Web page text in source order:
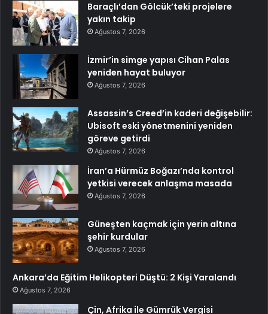
Baraçlı’dan Gölcük’teki projelere
yakın takip
Ağustos 7, 2026
İzmir’in simge yapısı Cihan Palas
yeniden hayat buluyor
Ağustos 7, 2026
Assassin’s Creed’in kaderi değişebilir:
Ubisoft eski yönetmenini yeniden
göreve getirdi
Ağustos 7, 2026
İran’a Hürmüz Boğazı’nda kontrol
yetkisi verecek anlaşma masada
Ağustos 7, 2026
Güneşten kaçmak için yerin altına
şehir kurdular
Ağustos 7, 2026
Ankara’da Eğitim Helikopteri Düştü: 2 Kişi Yaralandı
Ağustos 7, 2026
Çin, Afrika ile Gümrük Vergisi